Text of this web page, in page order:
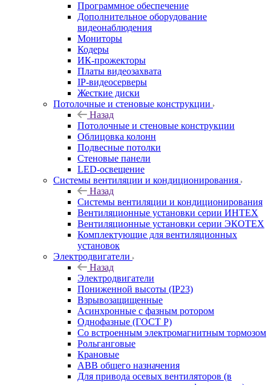
Программное обеспечение
Дополнительное оборудование
видеонаблюдения
Мониторы
Кодеры
ИК-прожекторы
Платы видеозахвата
IP-видеосерверы
Жесткие диски
Потолочные и стеновые конструкции
Назад
Потолочные и стеновые конструкции
Облицовка колонн
Подвесные потолки
Стеновые панели
LED-освещение
Системы вентиляции и кондиционирования
Назад
Системы вентиляции и кондиционирования
Вентиляционные установки серии ИНТЕХ
Вентиляционные установки серии ЭКОТЕХ
Комплектующие для вентиляционных
установок
Электродвигатели
Назад
Электродвигатели
Пониженной высоты (IP23)
Взрывозащищенные
Асинхронные с фазным ротором
Однофазные (ГОСТ Р)
Со встроенным электромагнитным тормозом
Рольганговые
Крановые
АВВ общего назначения
Для привода осевых вентиляторов (в